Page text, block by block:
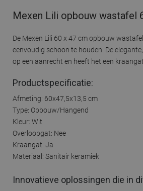
Mexen Lili opbouw wastafel
De Mexen Lili 60 x 47 cm opbouw
eenvoudig schoon te houden. De
op een aanrecht en heeft het een
Productspecificatie:
Afmeting: 60x47,5x13,5 cm
Type: Opbouw/Hangend
Kleur: Wit
Overloopgat: Nee
Kraangat: Ja
Materiaal: Sanitair keramiek
Innovatieve oplossingen die in